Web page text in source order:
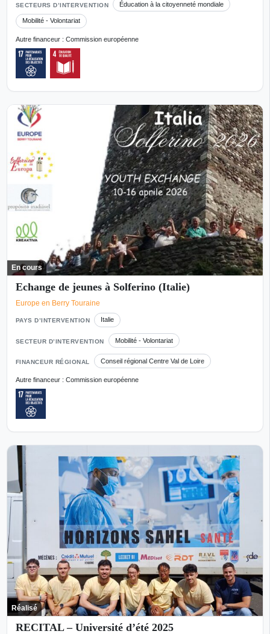
SECTEURS D’INTERVENTION Éducation à la citoyenneté mondiale
Mobilité - Volontariat
Autre financeur : Commission européenne
En cours
Echange de jeunes à Solferino (Italie)
Europe en Berry Touraine
PAYS D’INTERVENTION Italie
SECTEUR D’INTERVENTION Mobilité - Volontariat
FINANCEUR RÉGIONAL Conseil régional Centre Val de Loire
Autre financeur : Commission européenne
Réalisé
RECITAL – Université d’été 2025